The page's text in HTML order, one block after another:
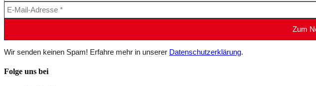
Wir senden keinen Spam! Erfahre mehr in unserer Datenschutzerklärung.
Folge uns bei